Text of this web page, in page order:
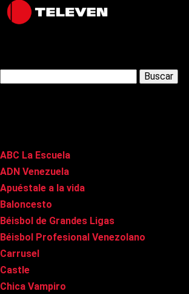
Latest Posts
ABC La Escuela
ADN Venezuela
Apuéstale a la vida
Baloncesto
Béisbol de Grandes Ligas
Béisbol Profesional Venezolano
Carrusel
Castle
Chica Vampiro